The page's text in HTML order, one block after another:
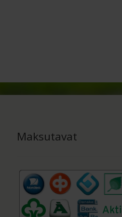
Maksutavat